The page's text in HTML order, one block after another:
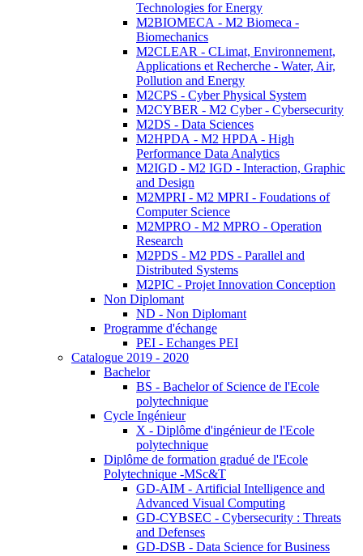
Technologies for Energy
M2BIOMECA - M2 Biomeca -
Biomechanics
M2CLEAR - CLimat, Environnement,
Applications et Recherche - Water, Air,
Pollution and Energy
M2CPS - Cyber Physical System
M2CYBER - M2 Cyber - Cybersecurity
M2DS - Data Sciences
M2HPDA - M2 HPDA - High
Performance Data Analytics
M2IGD - M2 IGD - Interaction, Graphic
and Design
M2MPRI - M2 MPRI - Foudations of
Computer Science
M2MPRO - M2 MPRO - Operation
Research
M2PDS - M2 PDS - Parallel and
Distributed Systems
M2PIC - Projet Innovation Conception
Non Diplomant
ND - Non Diplomant
Programme d'échange
PEI - Echanges PEI
Catalogue 2019 - 2020
Bachelor
BS - Bachelor of Science de l'Ecole
polytechnique
Cycle Ingénieur
X - Diplôme d'ingénieur de l'Ecole
polytechnique
Diplôme de formation gradué de l'Ecole
Polytechnique -MSc&T
GD-AIM - Artificial Intelligence and
Advanced Visual Computing
GD-CYBSEC - Cybersecurity : Threats
and Defenses
GD-DSB - Data Science for Business